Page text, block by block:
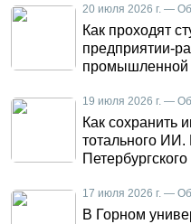
20 июля 2026 г. —
Как проходят
предприятии-
промышленной
19 июля 2026 г. —
Как сохранить
тотального ИИ.
17 июля 2026 г. —
В Горном